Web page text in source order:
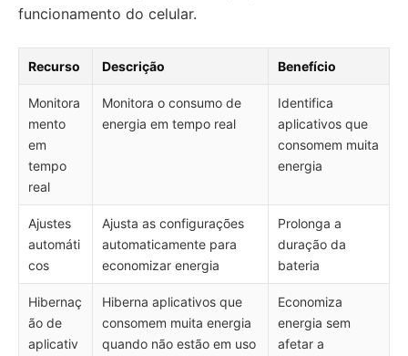
funcionamento do celular.
Recurso Descrição Benefício
Monitora
mento
em
tempo
real
Monitora o consumo de
energia em tempo real
Identifica
aplicativos que
consomem muita
energia
Ajustes
automáti
cos
Ajusta as configurações
automaticamente para
economizar energia
Prolonga a
duração da
bateria
Hibernaç
ão de
aplicativ
Hiberna aplicativos que
consomem muita energia
quando não estão em uso
Economiza
energia sem
afetar a